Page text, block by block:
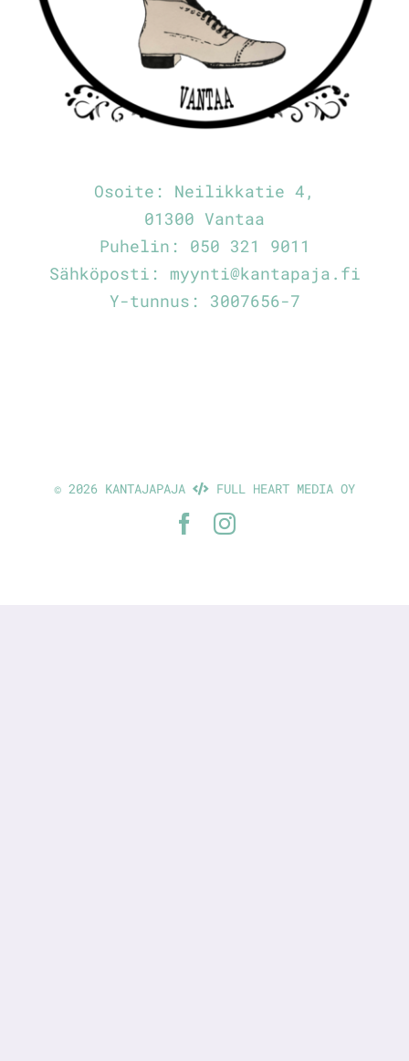
Osoite: Neilikkatie 4,
01300 Vantaa
Puhelin: 050 321 9011
Sähköposti: myynti@kantapaja.fi
Y-tunnus: 3007656-7
© 2026 KANTAJAPAJA FULL HEART MEDIA OY
Facebook
Instagram